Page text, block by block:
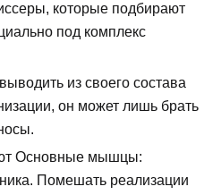
которые подбирают
под комплекс
из своего состава
он может лишь брать
Основные мышцы:
Помешать реализации